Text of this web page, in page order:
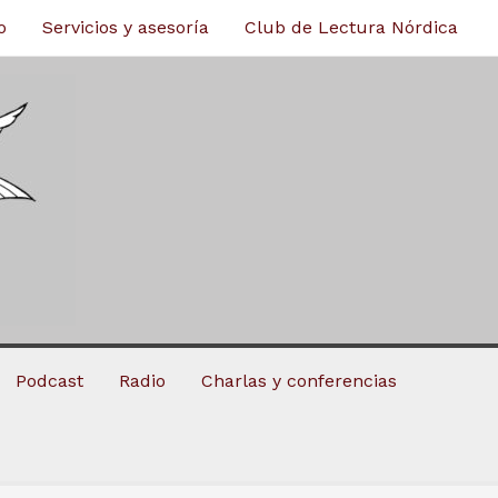
Servicios y asesoría Club de Lectura Nórdica
Podcast Radio Charlas y conferencias